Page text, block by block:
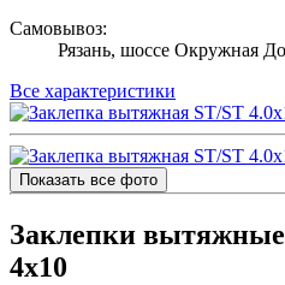
Самовывоз:
Рязань, шоссе Окружная
Все характеристики
Показать все фото
Заклепки
4х10